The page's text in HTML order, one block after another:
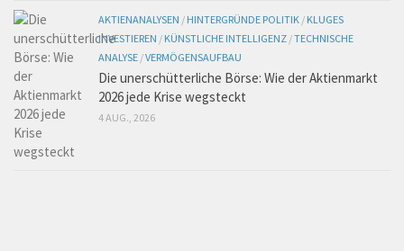
AKTIENANALYSEN / HINTERGRÜNDE POLITIK / KLUGES
INVESTIEREN / KÜNSTLICHE INTELLIGENZ /TECHNISCHE
ANALYSE /VERMÖGENSAUFBAU
Die unerschütterliche Börse: Wie der Aktienmarkt
2026 jede Krise wegsteckt
4 AUG., 2026